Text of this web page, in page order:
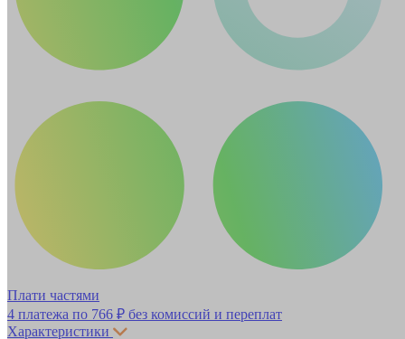
Плати частями
4 платежа по 766 ₽ без комиссий и переплат
Характеристики